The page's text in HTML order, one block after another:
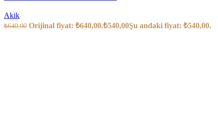
Akik
₺640,00 Orijinal fiyat: ₺640,00.₺540,00Şu andaki fiyat: ₺540,00.